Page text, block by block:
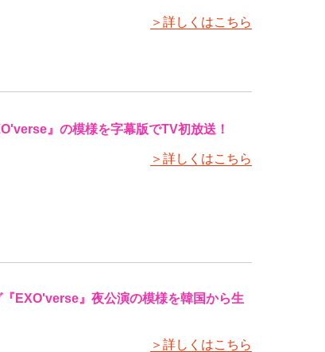
＞詳しくはこちら
』の模様を字幕版でTV初放送！
＞詳しくはこちら
EXO'verse』夜公演の模様を韓国から生
＞詳しくはこちら